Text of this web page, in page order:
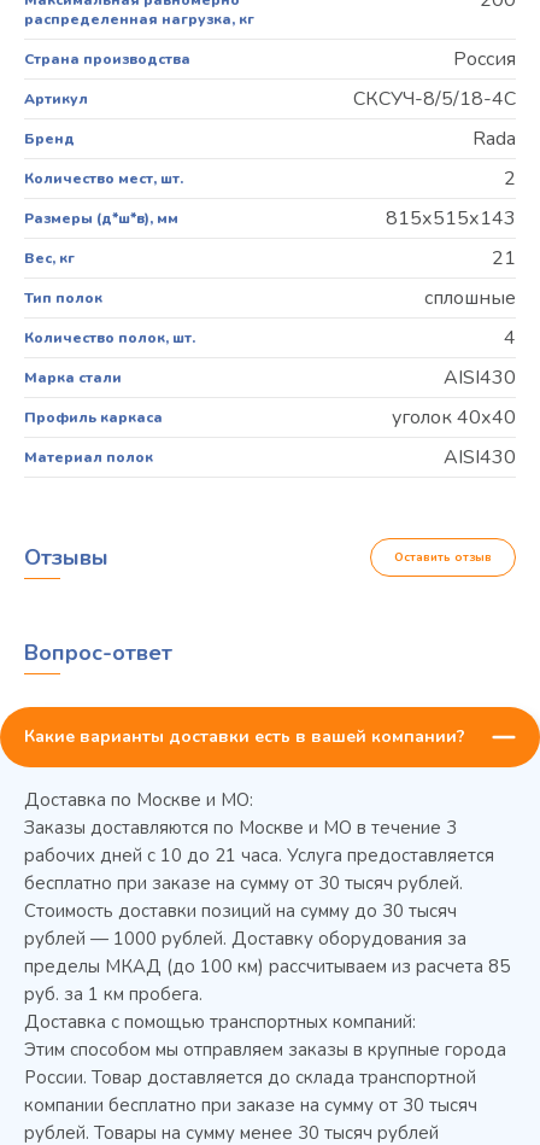
распределенная нагрузка, кг
Страна производства Россия
Артикул СКСУЧ-8/5/18-4С
Бренд Rada
Количество мест, шт. 2
Размеры (д*ш*в), мм 815х515х143
Вес, кг 21
Тип полок сплошные
Количество полок, шт. 4
Марка стали AISI430
Профиль каркаса уголок 40х40
Материал полок AISI430
Колода разрубочная КР-5/5
Отзывы Оставить отзыв
Вопрос-ответ
Какие варианты доставки есть в вашей компании?
Доставка по Москве и МО:
Заказы доставляются по Москве и МО в течение 3
рабочих дней с 10 до 21 часа. Услуга предоставляется
бесплатно при заказе на сумму от 30 тысяч рублей.
Стоимость доставки позиций на сумму до 30 тысяч
рублей — 1000 рублей. Доставку оборудования за
пределы МКАД (до 100 км) рассчитываем из расчета 85
руб. за 1 км пробега.
Доставка с помощью транспортных компаний:
Этим способом мы отправляем заказы в крупные города
России. Товар доставляется до склада транспортной
компании бесплатно при заказе на сумму от 30 тысяч
рублей. Товары на сумму менее 30 тысяч рублей